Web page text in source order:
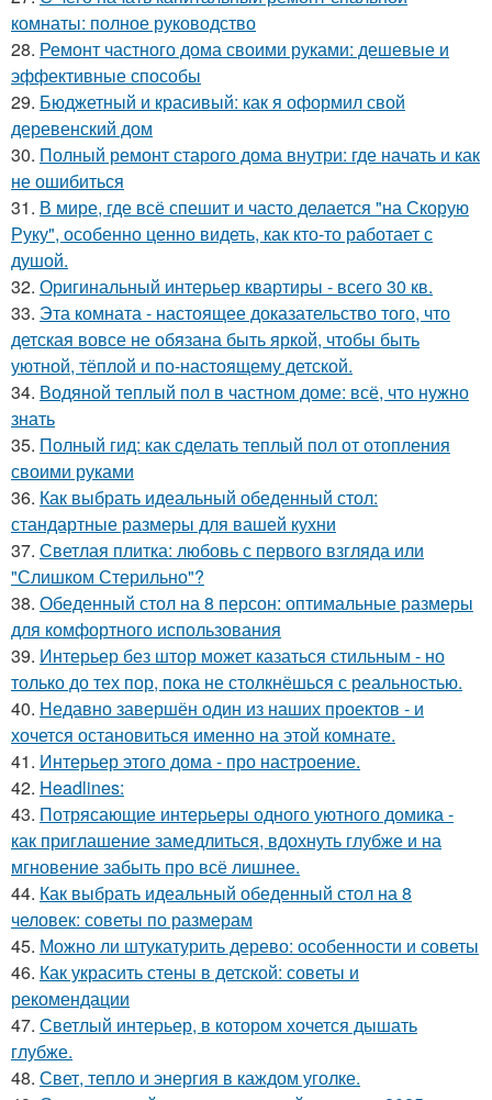
комнаты: полное руководство
28. Ремонт частного дома своими руками: дешевые и
эффективные способы
29. Бюджетный и красивый: как я оформил свой
деревенский дом
30. Полный ремонт старого дома внутри: где начать и как
не ошибиться
31. В мире, где всё спешит и часто делается "на Скорую
Руку", особенно ценно видеть, как кто-то работает с
душой.
32. Оригинальный интерьер квартиры - всего 30 кв.
33. Эта комната - настоящее доказательство того, что
детская вовсе не обязана быть яркой, чтобы быть
уютной, тёплой и по-настоящему детской.
34. Водяной теплый пол в частном доме: всё, что нужно
знать
35. Полный гид: как сделать теплый пол от отопления
своими руками
36. Как выбрать идеальный обеденный стол:
стандартные размеры для вашей кухни
37. Светлая плитка: любовь с первого взгляда или
"Слишком Стерильно"?
38. Обеденный стол на 8 персон: оптимальные размеры
для комфортного использования
39. Интерьер без штор может казаться стильным - но
только до тех пор, пока не столкнёшься с реальностью.
40. Недавно завершён один из наших проектов - и
хочется остановиться именно на этой комнате.
41. Интерьер этого дома - про настроение.
42. Headlines:
43. Потрясающие интерьеры одного уютного домика -
как приглашение замедлиться, вдохнуть глубже и на
мгновение забыть про всё лишнее.
44. Как выбрать идеальный обеденный стол на 8
человек: советы по размерам
45. Можно ли штукатурить дерево: особенности и советы
46. Как украсить стены в детской: советы и
рекомендации
47. Светлый интерьер, в котором хочется дышать
глубже.
48. Свет, тепло и энергия в каждом уголке.